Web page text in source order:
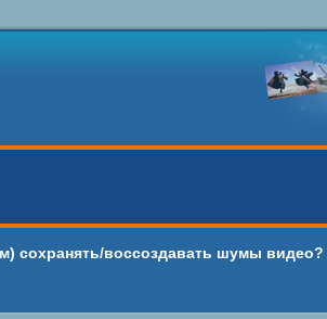
сохранять/воссоздавать шумы видео?